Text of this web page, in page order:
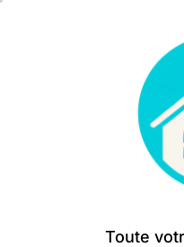
Bien
Trouvé
Toute